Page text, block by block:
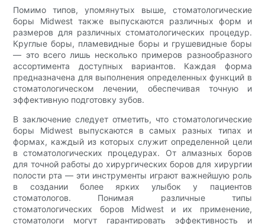
Помимо типов, упомянутых выше, стоматологические
боры Midwest также выпускаются различных форм и
размеров для различных стоматологических процедур.
Круглые боры, пламевидные боры и грушевидные боры
— это всего лишь несколько примеров разнообразного
ассортимента доступных вариантов. Каждая форма
предназначена для выполнения определенных функций в
стоматологическом лечении, обеспечивая точную и
эффективную подготовку зубов.
В заключение следует отметить, что стоматологические
боры Midwest выпускаются в самых разных типах и
формах, каждый из которых служит определенной цели
в стоматологических процедурах. От алмазных боров
для точной работы до хирургических боров для хирургии
полости рта — эти инструменты играют важнейшую роль
в создании более ярких улыбок у пациентов
стоматологов. Понимая различные типы
стоматологических боров Midwest и их применение,
стоматологи могут гарантировать эффективность и